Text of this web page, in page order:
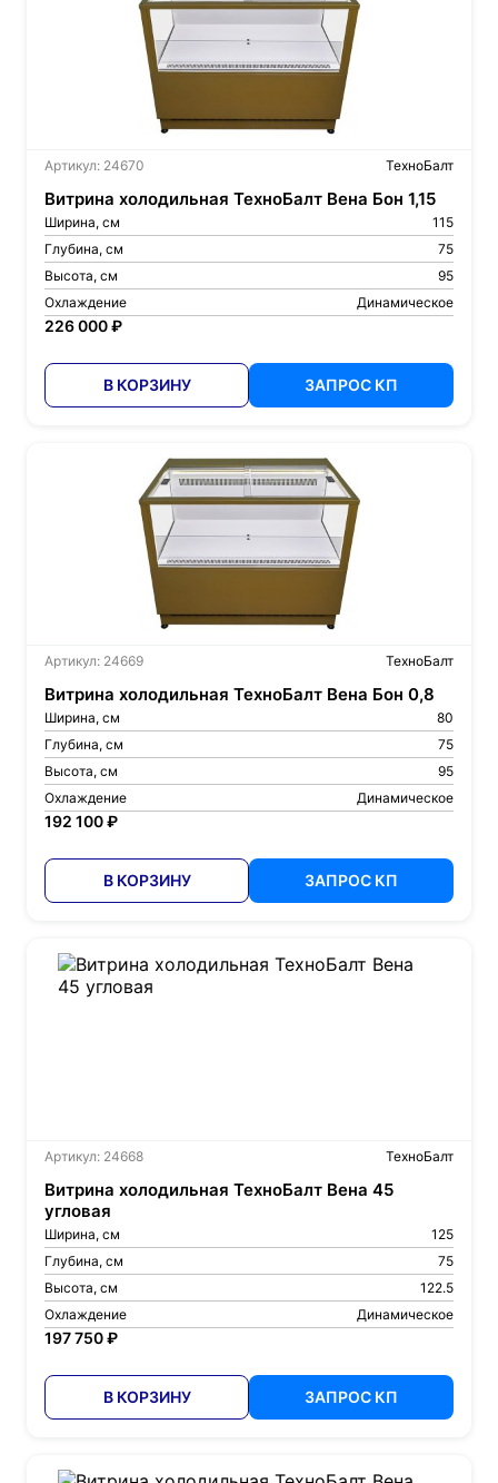
Артикул: 24670 ТехноБалт
Витрина холодильная ТехноБалт Вена Бон 1,15
Ширина, см
115
Глубина, см
75
Высота, см
95
Охлаждение
Динамическое
226 000 ₽
В КОРЗИНУ ЗАПРОС КП
Артикул: 24669 ТехноБалт
Витрина холодильная ТехноБалт Вена Бон 0,8
Ширина, см
80
Глубина, см
75
Высота, см
95
Охлаждение
Динамическое
192 100 ₽
В КОРЗИНУ ЗАПРОС КП
Артикул: 24668 ТехноБалт
Витрина холодильная ТехноБалт Вена 45
угловая
Ширина, см
125
Глубина, см
75
Высота, см
122.5
Охлаждение
Динамическое
197 750 ₽
В КОРЗИНУ ЗАПРОС КП